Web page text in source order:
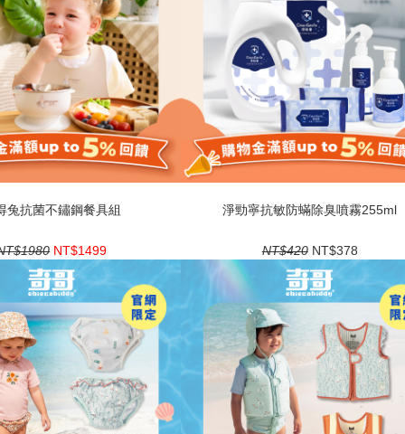
兔抗菌不鏽鋼餐具組
NT$1499
淨勁寧抗敏防蟎除臭噴霧255ml
NT$420 NT$378